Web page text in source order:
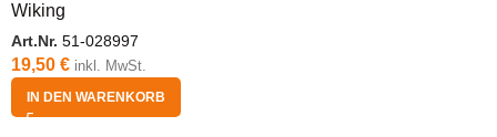
Wiking
Art.Nr. 51-028997
19,50 € inkl. MwSt.
IN DEN WARENKORB